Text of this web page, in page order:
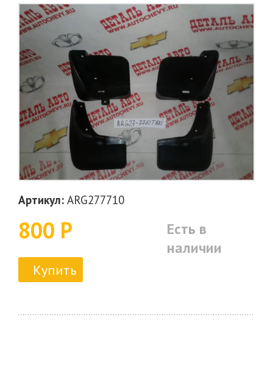
Артикул: ARG277710
800 Р
Есть в
наличии
Купить